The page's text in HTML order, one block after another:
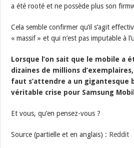
a été rooté et ne possède plus son
Cela semble confirmer qu’il s’agit
« massif » et qui n’est pas imputable à
Lorsque l’on sait que le mobile a
dizaines de millions d’exemplaires,
faut s’attendre a un
véritable crise pour Samsung
Et vous, qu’en pensez-vous ?
Source (partielle et en anglais) : Reddit